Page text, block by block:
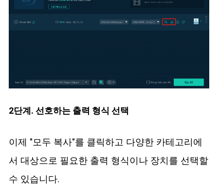
2단계. 선호하는 출력 형식 선택
이제 "모두 복사"를 클릭하고 다양한 카테고리에
서 대상으로 필요한 출력 형식이나 장치를 선택할
수 있습니다.